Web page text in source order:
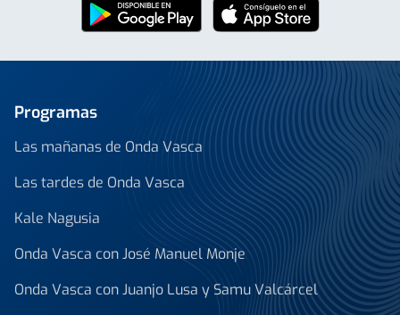
Programas
Las mañanas de Onda Vasca
Las tardes de Onda Vasca
Kale Nagusia
Onda Vasca con José Manuel Monje
Onda Vasca con Juanjo Lusa y Samu Valcárcel